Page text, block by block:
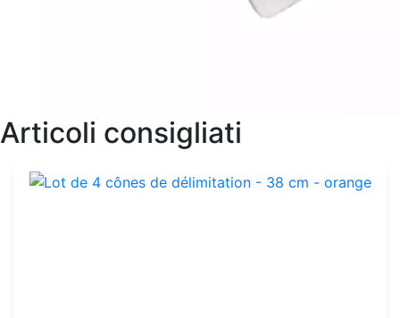
Articoli consigliati